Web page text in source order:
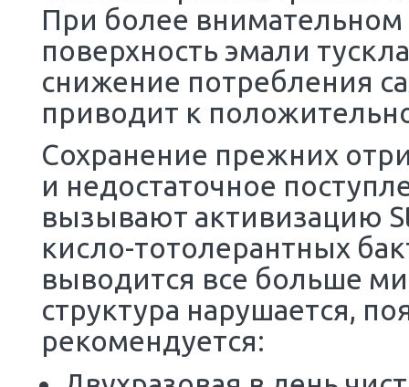
Условием этого
количество бляшек
под влиянием
"вытягивает" из
внешнем
При более
поверхность эмали
снижение
приводит к